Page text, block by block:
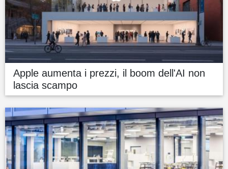
Apple aumenta i prezzi, il boom dell'AI non
lascia scampo